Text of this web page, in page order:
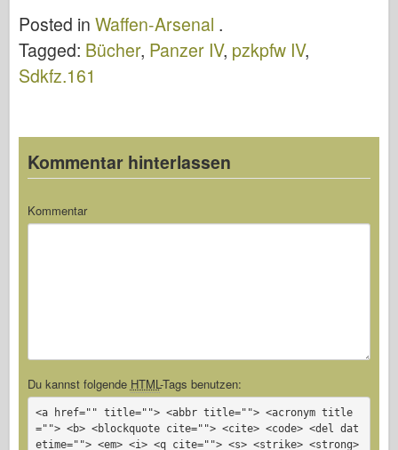
Signal
SS2012
Posted in Waffen-Arsenal .
Tagged: Bücher, Panzer IV, pzkpfw IV,
Sdkfz.161
Kommentar hinterlassen
Kommentar
Du kannst folgende HTML-Tags benutzen:
<a href="" title=""> <abbr title=""> <acronym title
=""> <b> <blockquote cite=""> <cite> <code> <del dat
etime=""> <em> <i> <q cite=""> <s> <strike> <strong>